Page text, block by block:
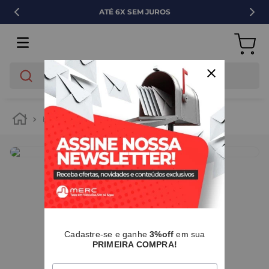
VENDA PARA EMPRESAS
O que você está buscando?
banheiro instalação e acessórios
IMAGENS MERAMENTE ILUSTRATIVAS
Cadastre-se e ganhe3%off em sua
PRIMEIRA COMPRA!